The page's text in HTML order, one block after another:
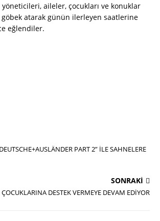
yöneticileri, aileler, çocukları ve konuklar
göbek atarak günün ilerleyen saatlerine
eğlendiler.
PART 2” İLE SAHNELERE
SONRAKI
DESTEK VERMEYE DEVAM EDİYOR